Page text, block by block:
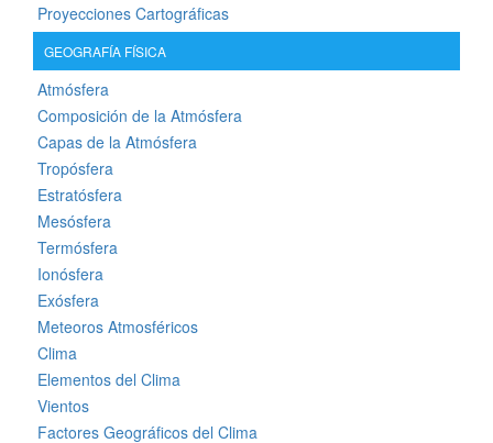
Proyecciones Cartográficas
GEOGRAFÍA FÍSICA
Atmósfera
Composición de la Atmósfera
Capas de la Atmósfera
Tropósfera
Estratósfera
Mesósfera
Termósfera
Ionósfera
Exósfera
Meteoros Atmosféricos
Clima
Elementos del Clima
Vientos
Factores Geográficos del Clima